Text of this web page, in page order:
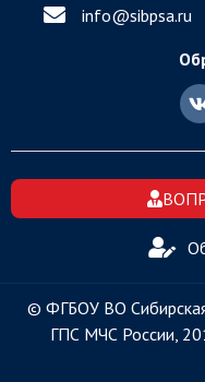
info@sibpsa.ru
© ФГБОУ ВО
ГПС МЧС России,